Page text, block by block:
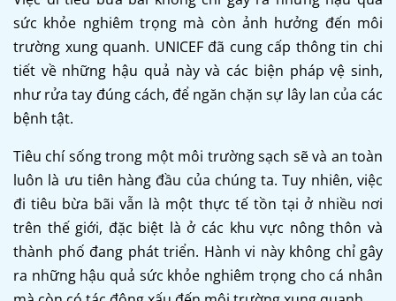
sức khỏe nghiêm trọng mà còn ảnh hưởng đến môi
trường xung quanh. UNICEF đã cung cấp thông tin chi
tiết về những hậu quả này và các biện pháp vệ sinh,
như rửa tay đúng cách, để ngăn chặn sự lây lan của các
bệnh tật.
Tiêu chí sống trong một môi trường sạch sẽ và an toàn
luôn là ưu tiên hàng đầu của chúng ta. Tuy nhiên, việc
đi tiêu bừa bãi vẫn là một thực tế tồn tại ở nhiều nơi
trên thế giới, đặc biệt là ở các khu vực nông thôn và
thành phố đang phát triển. Hành vi này không chỉ gây
ra những hậu quả sức khỏe nghiêm trọng cho cá nhân